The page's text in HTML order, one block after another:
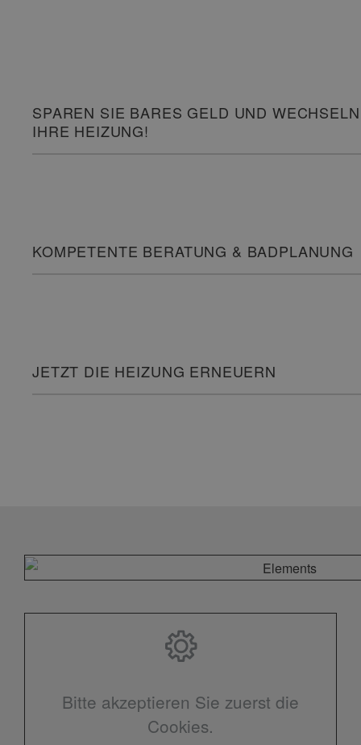
SPAREN SIE BARES GELD UND WECHSELN
IHRE HEIZUNG!
KOMPETENTE BERATUNG & BADPLANUNG
JETZT DIE HEIZUNG ERNEUERN
Bitte akzeptieren Sie zuerst die
Cookies.